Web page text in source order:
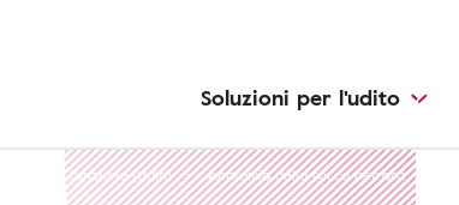
Soluzioni per l'udito
Come funziona l'udito Anatomia della rocca petrosa